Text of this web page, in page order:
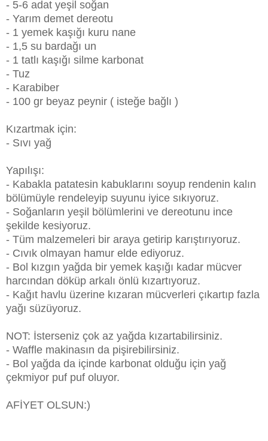
- 5-6 adat yeşil soğan
- Yarım demet dereotu
- 1 yemek kaşığı kuru nane
- 1,5 su bardağı un
- 1 tatlı kaşığı silme karbonat
- Tuz
- Karabiber
- 100 gr beyaz peynir ( isteğe bağlı )
Kızartmak için:
- Sıvı yağ
Yapılışı:
- Kabakla patatesin kabuklarını soyup rendenin kalın
bölümüyle rendeleyip suyunu iyice sıkıyoruz.
- Soğanların yeşil bölümlerini ve dereotunu ince
şekilde kesiyoruz.
- Tüm malzemeleri bir araya getirip karıştırıyoruz.
- Cıvık olmayan hamur elde ediyoruz.
- Bol kızgın yağda bir yemek kaşığı kadar mücver
harcından döküp arkalı önlü kızartıyoruz.
- Kağıt havlu üzerine kızaran mücverleri çıkartıp fazla
yağı süzüyoruz.
NOT: İsterseniz çok az yağda kızartabilirsiniz.
- Waffle makinasın da pişirebilirsiniz.
- Bol yağda da içinde karbonat olduğu için yağ
çekmiyor puf puf oluyor.
AFİYET OLSUN:)